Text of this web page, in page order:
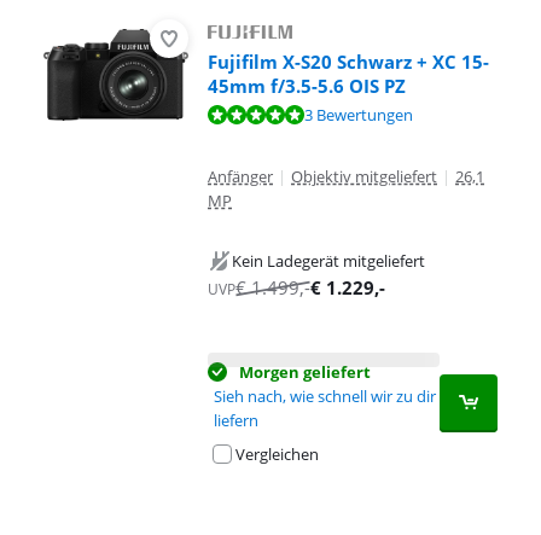
Fujifilm X-S20 Schwarz + XC 15-
45mm f/3.5-5.6 OIS PZ
Bewertet mit 9,7 von 10, basierend auf 3 Bewertungen.
3 Bewertungen
Anfänger | Objektiv mitgeliefert | 26,1
MP
Kein Ladegerät mitgeliefert
UVP€1.499,-€ 1.229,-
Morgen geliefert
Sieh nach, wie schnell wir zu dir
liefern
Vergleichen